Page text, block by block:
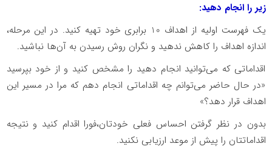
زیر را انجام دهید:
یک فهرست اولیه از اهداف 10 برابری خود تهیه کنید. در این مرحله،
اندازه اهداف را کاهش ندهید و نگران روش رسیدن به آن‌ها نباشید.
اقداماتی که می‌توانید انجام دهید را مشخص کنید و از خود بپرسید
«در حال حاضر می‌توانم چه اقداماتی انجام دهم که مرا در مسیر این
اهداف قرار دهد؟»
بدون در نظر گرفتن احساس فعلی خودتان،فورا اقدام کنید و نتیجه
اقداماتتان را پیش از موعد ارزیابی نکنید.